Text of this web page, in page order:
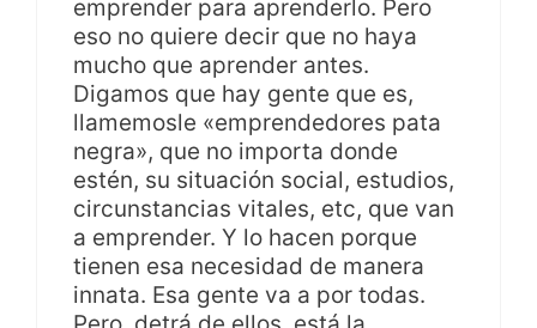
emprender para aprenderlo. Pero
eso no quiere decir que no haya
mucho que aprender antes.
Digamos que hay gente que es,
llamemosle «emprendedores pata
negra», que no importa donde
estén, su situación social, estudios,
circunstancias vitales, etc, que van
a emprender. Y lo hacen porque
tienen esa necesidad de manera
innata. Esa gente va a por todas.